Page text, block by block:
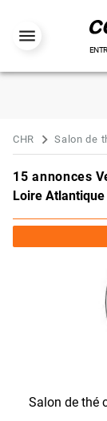
CHR Salon de
15 annonces
Loire Atlantique
Salon de thé